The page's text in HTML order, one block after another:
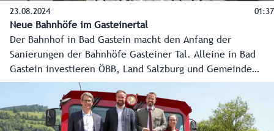
23.08.2024 01:37
Neue Bahnhöfe im Gasteinertal
Der Bahnhof in Bad Gastein macht den Anfang der
Sanierungen der Bahnhöfe Gasteiner Tal. Alleine in Bad
Gastein investieren ÖBB, Land Salzburg und Gemeinde
rund 18 Millionen Euro. So soll die Bahn für Einheimische
und Gäste attraktiver werden. Dazu gehört auch die
umfassende Sanierung der Tauernstrecke.